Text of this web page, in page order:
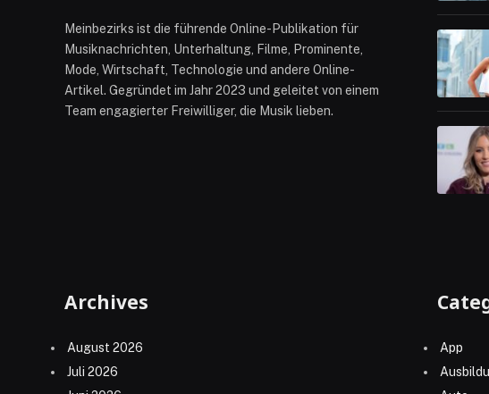
Meinbezirks ist die führende Online-Publikation für
Musiknachrichten, Unterhaltung, Filme, Prominente,
Mode, Wirtschaft, Technologie und andere Online-
Artikel. Gegründet im Jahr 2023 und geleitet von einem
Team engagierter Freiwilliger, die Musik lieben.
Archives
August 2026
Juli 2026
App